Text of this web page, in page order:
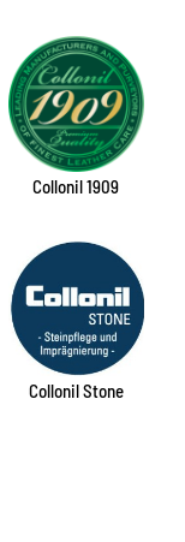
Collonil 1909
Collonil Stone